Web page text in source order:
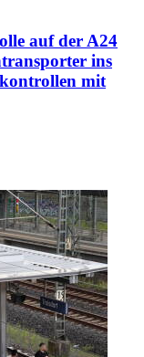
auf der A24
ins
mit